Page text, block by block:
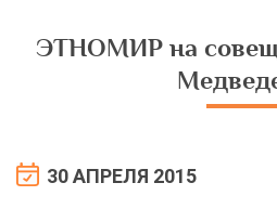
ЭТНОМИР на
30 АПРЕЛЯ 2015